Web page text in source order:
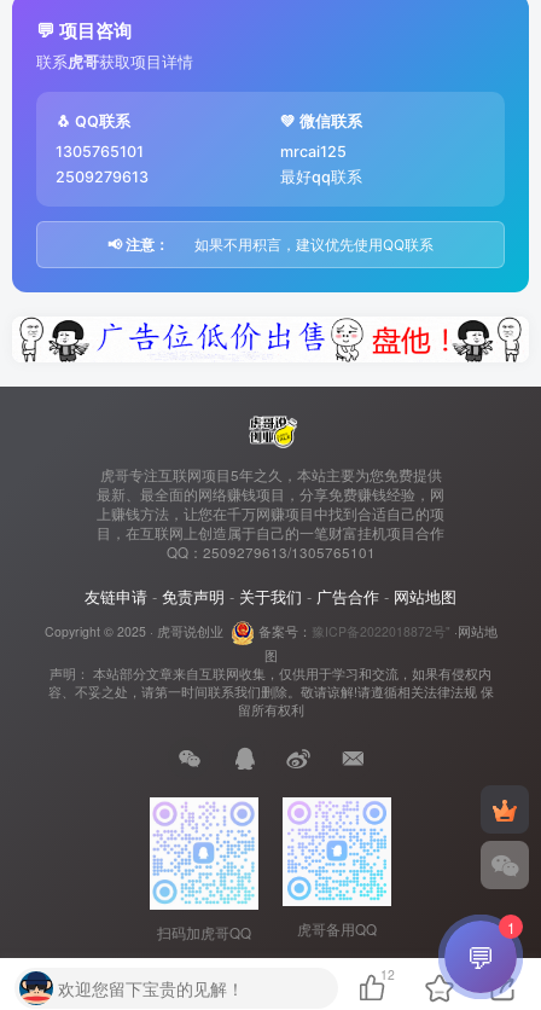
💬 项目咨询
联系虎哥获取项目详情
🐧 QQ联系
1305765101
2509279613
💚 微信联系
mrcai125
最好qq联系
📢 注意： 如果不用积言，建议优先使用QQ联系
虎哥专注互联网项目5年之久，本站主要为您免费提供
最新、最全面的网络赚钱项目，分享免费赚钱经验，网
上赚钱方法，让您在千万网赚项目中找到合适自己的项
目，在互联网上创造属于自己的一笔财富挂机项目合作
QQ：2509279613/1305765101
友链申请 - 免责声明 - 关于我们 - 广告合作 - 网站地图
Copyright © 2025 · 虎哥说创业 备案号： 豫ICP备2022018872号" ·网站地
图
声明： 本站部分文章来自互联网收集，仅供用于学习和交流，如果有侵权内
容、不妥之处，请第一时间联系我们删除。敬请谅解!请遵循相关法律法规 保
留所有权利
扫码加虎哥QQ 虎哥备用QQ
欢迎您留下宝贵的见解！
12 💬
1